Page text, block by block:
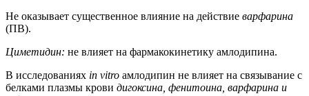
Не оказывает существенное влияние на действие варфарина
(ПВ).
Циметидин: не влияет на фармакокинетику амлодипина.
В исследованиях in vitro амлодипин не влияет на связывание с
белками плазмы крови дигоксина, фенитоина, варфарина и